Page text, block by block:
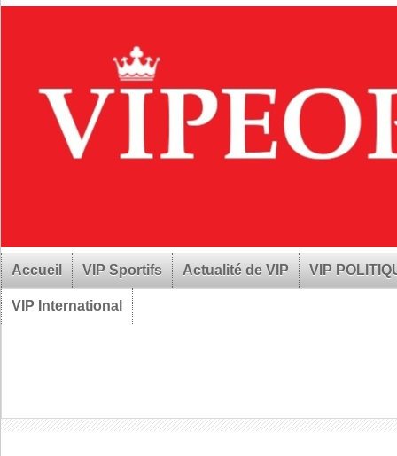
Accueil VIP Sportifs Actualité de VIP VIP
VIP International